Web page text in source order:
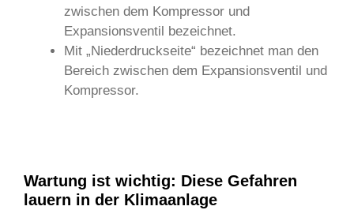
zwischen dem Kompressor und
Expansionsventil bezeichnet.
Mit „Niederdruckseite“ bezeichnet man den
Bereich zwischen dem Expansionsventil und
Kompressor.
Wartung ist wichtig: Diese Gefahren
lauern in der Klimaanlage